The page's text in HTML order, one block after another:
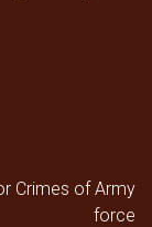
Crimes of Army
force